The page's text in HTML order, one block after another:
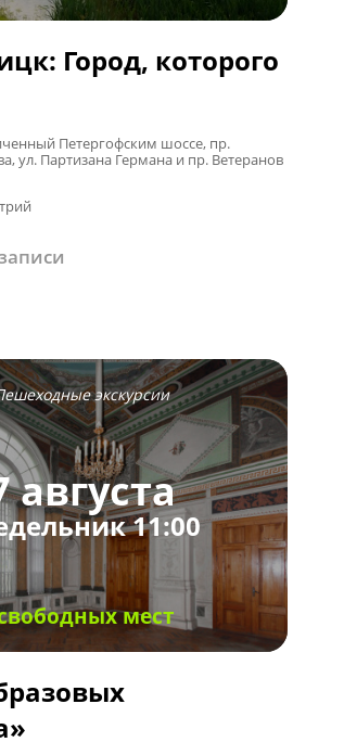
Город, которого
Петергофским шоссе, пр.
ул. Партизана Германа и пр. Ветеранов
экскурсии
августа
11:00
мест